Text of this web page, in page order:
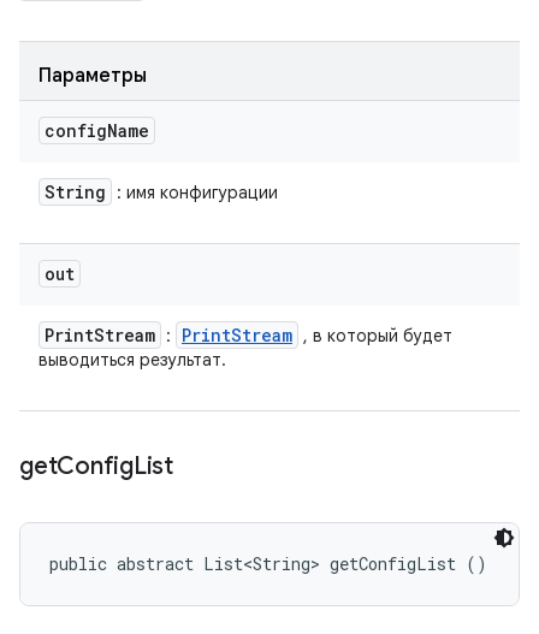
Параметры
configName
String : имя конфигурации
out
PrintStream : PrintStream , в который будет
выводиться результат.
getConfigList
public abstract List<String> getConfigList ()